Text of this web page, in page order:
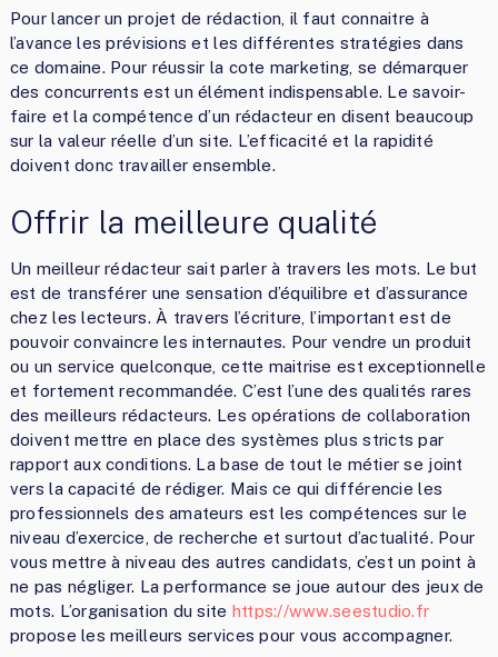
Pour lancer un projet de rédaction, il faut connaitre à
l’avance les prévisions et les différentes stratégies dans
ce domaine. Pour réussir la cote marketing, se démarquer
des concurrents est un élément indispensable. Le savoir-
faire et la compétence d’un rédacteur en disent beaucoup
sur la valeur réelle d’un site. L’efficacité et la rapidité
doivent donc travailler ensemble.
Offrir la meilleure qualité
Un meilleur rédacteur sait parler à travers les mots. Le but
est de transférer une sensation d’équilibre et d’assurance
chez les lecteurs. À travers l’écriture, l’important est de
pouvoir convaincre les internautes. Pour vendre un produit
ou un service quelconque, cette maitrise est exceptionnelle
et fortement recommandée. C’est l’une des qualités rares
des meilleurs rédacteurs. Les opérations de collaboration
doivent mettre en place des systèmes plus stricts par
rapport aux conditions. La base de tout le métier se joint
vers la capacité de rédiger. Mais ce qui différencie les
professionnels des amateurs est les compétences sur le
niveau d’exercice, de recherche et surtout d’actualité. Pour
vous mettre à niveau des autres candidats, c’est un point à
ne pas négliger. La performance se joue autour des jeux de
mots. L’organisation du site https://www.seestudio.fr
propose les meilleurs services pour vous accompagner.